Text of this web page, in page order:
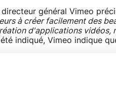
directeur général Vimeo
à créer facilement des
d'applications vidéos,
indiqué, Vimeo indique